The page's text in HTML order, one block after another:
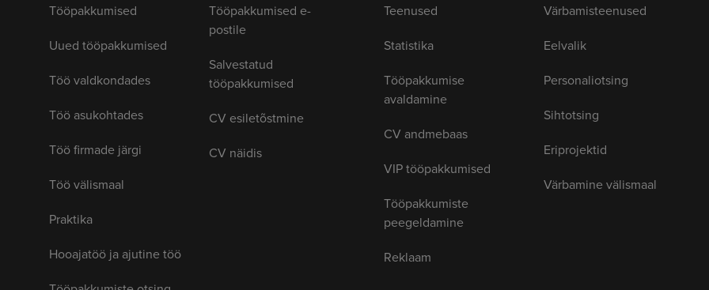
Tööpakkumised
Uued tööpakkumised
Töö valdkondades
Töö asukohtades
Töö firmade järgi
Töö välismaal
Praktika
Hooajatöö ja ajutine töö
Tööpakkumised e-
postile
Salvestatud
tööpakkumised
CV esiletõstmine
CV näidis
Teenused
Statistika
Tööpakkumise
avaldamine
CV andmebaas
VIP tööpakkumised
Tööpakkumiste
peegeldamine
Reklaam
Värbamisteenused
Eelvalik
Personaliotsing
Sihtotsing
Eriprojektid
Värbamine välismaal